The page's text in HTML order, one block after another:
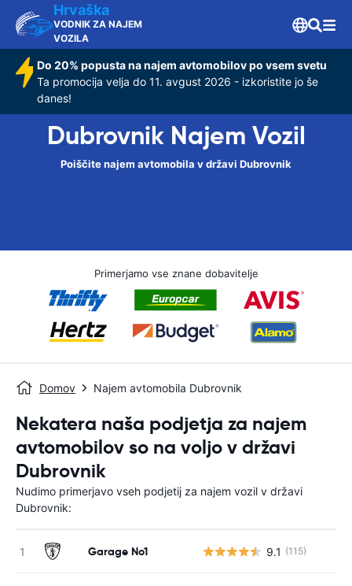
Hrvaška
VODNIK ZA NAJEM
VOZILA
Do 20% popusta na najem avtomobilov po vsem svetu
Ta promocija velja do 11. avgust 2026 - izkoristite jo še
danes!
Dubrovnik Najem Vozil
Poiščite najem avtomobila v državi Dubrovnik
Primerjamo vse znane dobavitelje
Domov Najem avtomobila Dubrovnik
Nekatera naša podjetja za najem
avtomobilov so na voljo v državi
Dubrovnik
Nudimo primerjavo vseh podjetij za najem vozil v državi
Dubrovnik:
Garage No1 9.1 (115)